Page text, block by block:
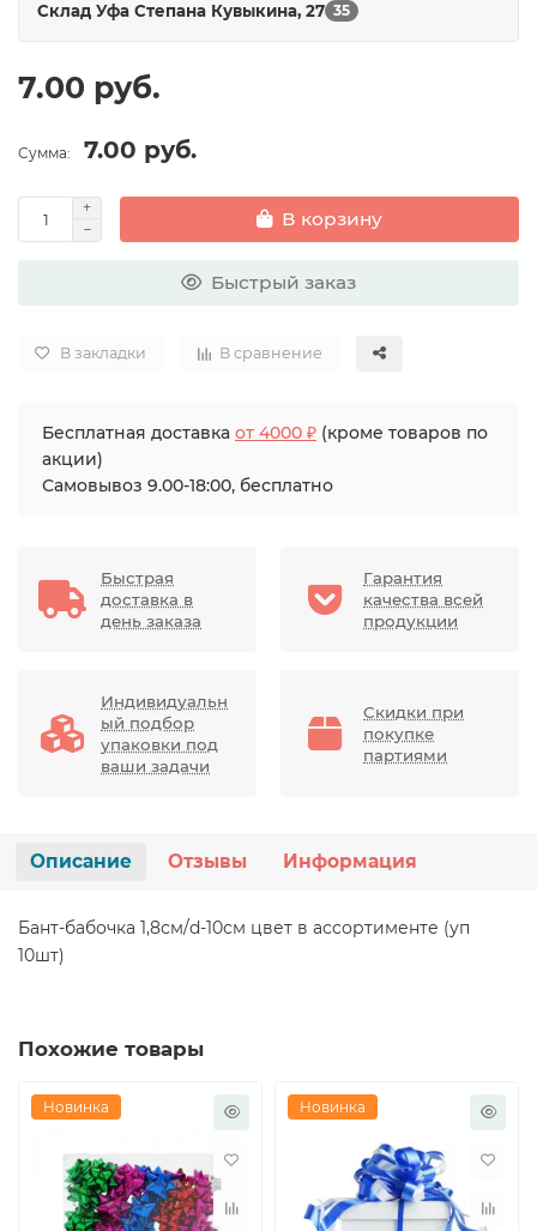
Сетка для овощей
Совки и щетки для уборки
Средства для мытья посуды
Средства для мытья стекол
Склад Уфа Степана Кувыкина, 27 35
7.00 руб.
Сумма: 7.00 руб.
В корзину
Быстрый заказ
В закладки В сравнение
Бесплатная доставка от 4000 ₽ (кроме товаров по
акции)
Самовывоз 9.00-18:00, бесплатно
Быстрая
доставка в
день заказа
Гарантия
качества всей
продукции
Индивидуальн
ый подбор
упаковки под
ваши задачи
Скидки при
покупке
партиями
Описание Отзывы Информация
Бант-бабочка 1,8см/d-10см цвет в ассортименте (уп
10шт)
Похожие товары
Новинка Новинка